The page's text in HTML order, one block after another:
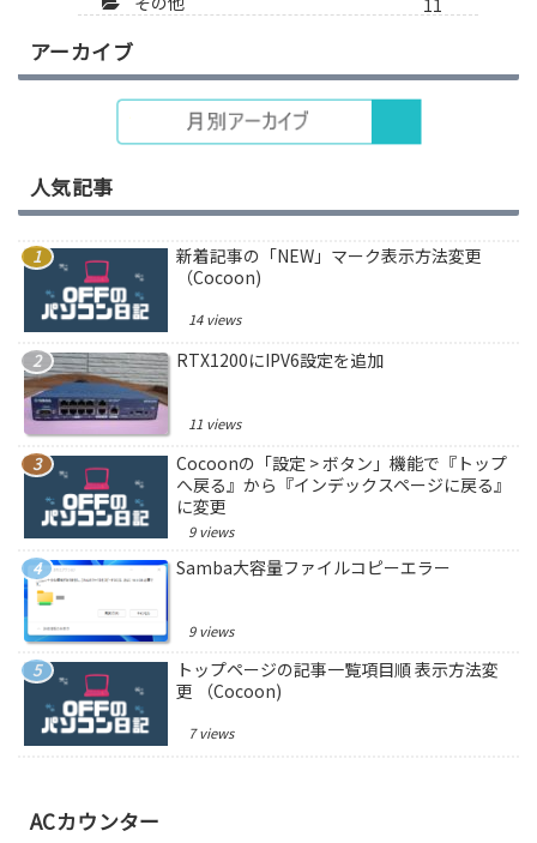
アーカイブ
人気記事
新着記事の「NEW」マーク表示方法変更
（Cocoon)
14 views
RTX1200にIPV6設定を追加
11 views
Cocoonの「設定 > ボタン」機能で『トップ
へ戻る』から『インデックスページに戻る』
に変更
9 views
Samba大容量ファイルコピーエラー
9 views
トップページの記事一覧項目順 表示方法変
更 （Cocoon)
7 views
ACカウンター